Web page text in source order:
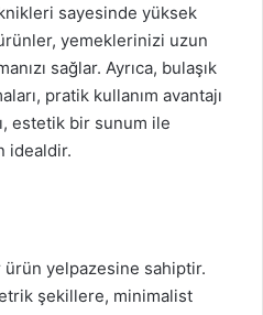
sayesinde yüksek
yemeklerinizi uzun
sağlar. Ayrıca, bulaşık
pratik kullanım avantajı
estetik bir sunum ile
idealdir.
yelpazesine sahiptir.
şekillere, minimalist